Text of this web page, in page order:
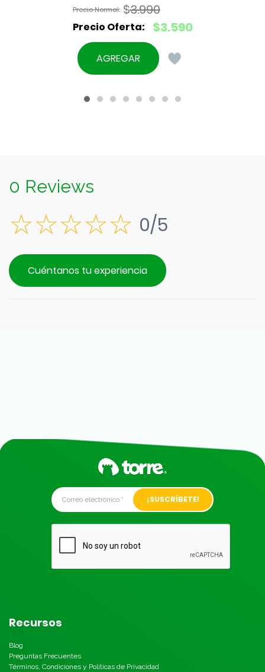
$3.990
El
precio
original
$3.590
El
precio
actual
$3.590.
AGREGAR
0 Reviews
0/5
Cuéntanos tu experiencia
Alternative:
Recursos
Blog
Preguntas Frecuentes
Términos, Condiciones y Políticas de Privacidad